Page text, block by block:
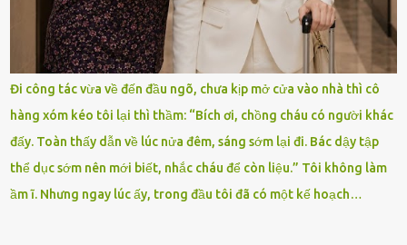
Đi công tác vừa về đến đầu ngõ, chưa kịp mở cửa vào nhà thì cô
hàng xóm kéo tôi lại thì thầm: “Bích ơi, chồng cháu có người khác
đấy. Toàn thấy dẫn về lúc nửa đêm, sáng sớm lại đi. Bác dậy tập
thể dục sớm nên mới biết, nhắc cháu để còn liệu.” Tôi không làm
ầm ĩ. Nhưng ngay lúc ấy, trong đầu tôi đã có một kế hoạch…